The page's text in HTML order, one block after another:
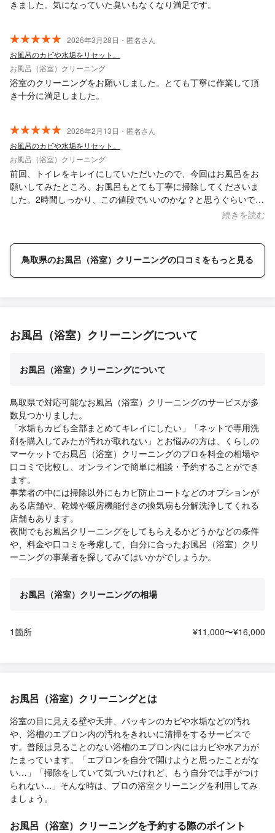
きました。気になっていた臭いもなくなり満足です。
2026年3月28日・匿名さん
お風呂のカビや水垢をリセット。
お風呂（浴室）クリーニング
浴室のクリーニングをお願いしました。とても丁寧に作業して頂
き十分に満足しました。
2026年2月13日・匿名さん
お風呂のカビや水垢をリセット。
お風呂（浴室）クリーニング
前回、トイレをキレイにしていただいたので、今回はお風呂をお
願いしてみたところ、お風呂もとても丁寧に掃除してくださいま
した。2時間しっかり、この値段でいいのかな？と思うぐらいで
続きを読む
鳥取県のお風呂（浴室）クリーニングの口コミをもっと見る
お風呂（浴室）クリーニングについて
お風呂（浴室）クリーニングについて
鳥取県で対応可能なお風呂（浴室）クリーニングのサービスが多
数見つかりました。
「水垢もカビも全部まとめてキレイにしたい」「ネットで専用洗
剤を購入してみたが汚れが取れない」とお悩みの方は、くらしの
マーケットでお風呂（浴室）クリーニングのプロを料金の相場や
口コミで比較し、オンラインで簡単に相談・予約することができ
ます。
事業者の中には掃除以外にもカビ防止コートなどのオプションが
ある店舗や、乾燥や暖房機能付きの換気扇も分解洗浄してくれる
店舗もあります。
夜間でもお風呂クリーニングをしてもらえるかどうかなどの条件
や、料金や口コミを考慮して、自分に合ったお風呂（浴室）クリ
ーニングの事業者を探してみてはいかがでしょうか。
お風呂（浴室）クリーニングの相場
1箇所 ¥11,000〜¥16,000
お風呂（浴室）クリーニングとは
浴室の目に見える壁や天井、パッキンのカビや水垢などの汚れ
や、浴槽のエプロン内の汚れをきれいに清掃をするサービスで
す。普段は見ることのない浴槽のエプロン内にはカビや水アカが
たまっています。「エプロンを自分で開けようと思ったことがな
い…」「掃除をしていて気づいたけれど、もう自分では手がつけ
られない...」そんな時は、プロの浴室クリーニングを利用してみ
ましょう。
お風呂（浴室）クリーニングを予約する際のポイント